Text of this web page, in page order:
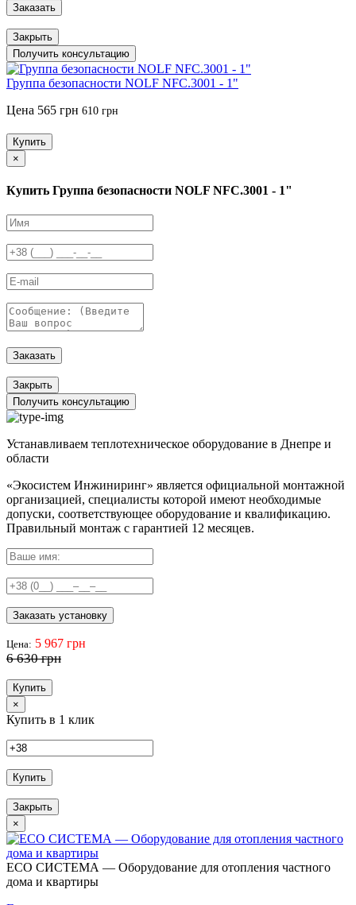
Заказать
Закрыть
Получить консультацию
Группа безопасности NOLF NFC.3001 - 1"
Цена 565 грн 610 грн
Купить
×
Купить Группа безопасности NOLF NFC.3001 - 1"
Заказать
Закрыть
Получить консультацию
Устанавливаем теплотехническое оборудование в Днепре и
области
«Экосистем Инжиниринг» является официальной монтажной
организацией, специалисты которой имеют необходимые
допуски, соответствующее оборудование и квалификацию.
Правильный монтаж с гарантией 12 месяцев.
Заказать установку
Цена: 5 967 грн
6 630 грн
Купить
×
Купить в 1 клик
Купить
Закрыть
×
ECO СИСТЕМА — Оборудование для отопления частного
дома и квартиры